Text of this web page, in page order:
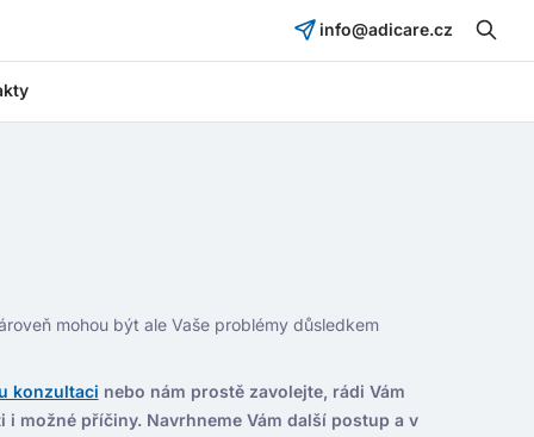
info@adicare.cz
mohou být ale Vaše problémy důsledkem
konzultaci nebo nám prostě zavolejte, rádi Vám
možné příčiny. Navrhneme Vám další postup a v